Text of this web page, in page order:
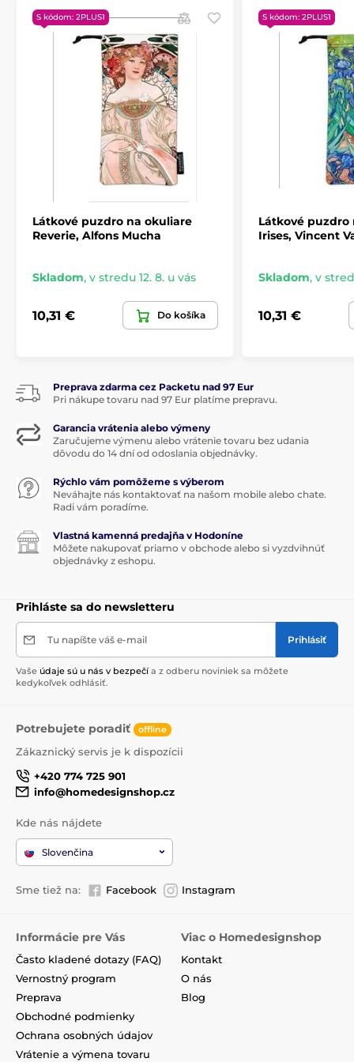
S kódom: 2PLUS1
Látkové puzdro na okuliare
Reverie, Alfons Mucha
Skladom, v stredu 12. 8. u vás
10,31 € Do košíka
S kódom: 2PLUS1
Látkové puzdro
Irises, Vincent
Skladom, v
10,31 €
Preprava zdarma cez Packetu nad 97 Eur
Pri nákupe tovaru nad 97 Eur platíme prepravu.
Garancia vrátenia alebo výmeny
Zaručujeme výmenu alebo vrátenie tovaru bez udania
dôvodu do 14 dní od odoslania objednávky.
Rýchlo vám pomôžeme s výberom
Neváhajte nás kontaktovať na našom mobile alebo chate.
Radi vám poradíme.
Vlastná kamenná predajňa v Hodoníne
Môžete nakupovať priamo v obchode alebo si vyzdvihnúť
objednávky z eshopu.
Prihláste sa do newsletteru
Tu napíšte váš e-mail Prihlásiť
Vaše údaje sú u nás v bezpečí a z odberu noviniek sa môžete
kedykoľvek odhlásiť.
Potrebujete poradiť offline
Zákaznický servis je k dispozícii
+420 774 725 901
info@homedesignshop.cz
Kde nás nájdete
Slovenčina
Sme tiež na: Facebook Instagram
Informácie pre Vás
Často kladené dotazy (FAQ)
Vernostný program
Preprava
Obchodné podmienky
Ochrana osobných údajov
Vrátenie a výmena tovaru
Viac o Homedesignshop
Kontakt
O nás
Blog